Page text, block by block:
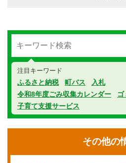
注目キーワード
ふるさと納税 町バス
入札
令和8年度ごみ収集カレンダー
子育て支援サービス
その他の